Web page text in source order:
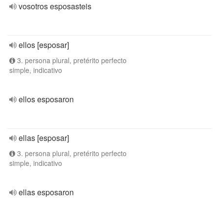
vosotros esposasteis
ellos [esposar]
3. persona plural, pretérito perfecto
simple, indicativo
ellos esposaron
ellas [esposar]
3. persona plural, pretérito perfecto
simple, indicativo
ellas esposaron